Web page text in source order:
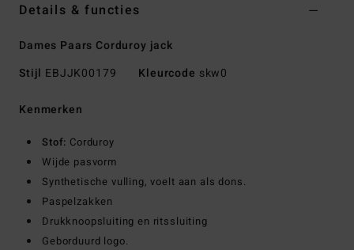
Details & functies
Dames Paars Corduroy jack
Stijl EBJJK00179 Kleurcode skw0
Kenmerken
Stof: Corduroy
Wijde pasvorm
Synthetische vulling, voelt aan als dons.
Paspelzakken
Drukknoopsluiting en ritssluiting
Geborduurd logo.